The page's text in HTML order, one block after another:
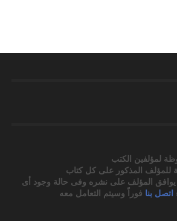
لمؤلفين الكتب
للمؤلف المذكور على كل كتاب
يوافق المؤلف على نشره وفى حالة وجود أى
اتصل بنا فوراً وسيتم التعامل معه